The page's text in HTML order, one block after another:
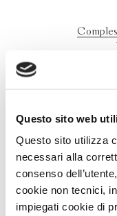
Questo sito web
Questo sito utilizza
necessari alla
consenso
cookie non tecnici,
impiegati cookie di
rassegna Libri nei